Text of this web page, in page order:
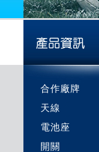
合作廠牌
天線
電池座
開關